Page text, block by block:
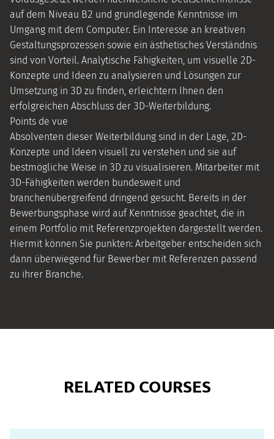
auf dem Niveau B2 und grundlegende Kenntnisse im
Umgang mit dem Computer. Ein Interesse an kreativen
Gestaltungsprozessen sowie ein ästhetisches Verständnis
sind von Vorteil. Analytische Fähigkeiten, um visuelle 2D-
Konzepte und Ideen zu analysieren und Lösungen zur
Umsetzung in 3D zu finden, erleichtern Ihnen den
erfolgreichen Abschluss der 3D-Weiterbildung.
Points de vue
Absolventen dieser Weiterbildung sind in der Lage, 2D-
Konzepte und Ideen visuell zu verstehen und sie auf
bestmögliche Weise in 3D zu visualisieren. Mitarbeiter mit
3D-Fähigkeiten werden bundesweit und
branchenübergreifend dringend gesucht. Bereits in der
Bewerbungsphase wird auf Kenntnisse geachtet, die in
einem Portfolio mit Referenzprojekten dargestellt werden.
Hiermit können Sie punkten: Arbeitgeber entscheiden sich
dann überwiegend für Bewerber mit Referenzen passend
zu ihrer Branche.
RELATED COURSES